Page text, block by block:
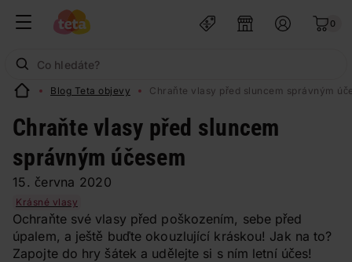
0
Blog Teta objevy Chraňte vlasy před sluncem správným
Chraňte vlasy před sluncem
správným účesem
15. června 2020
Krásné vlasy
Ochraňte své vlasy před poškozením, sebe před
úpalem, a ještě buďte okouzlující kráskou! Jak na to?
Zapojte do hry šátek a udělejte si s ním letní účes!